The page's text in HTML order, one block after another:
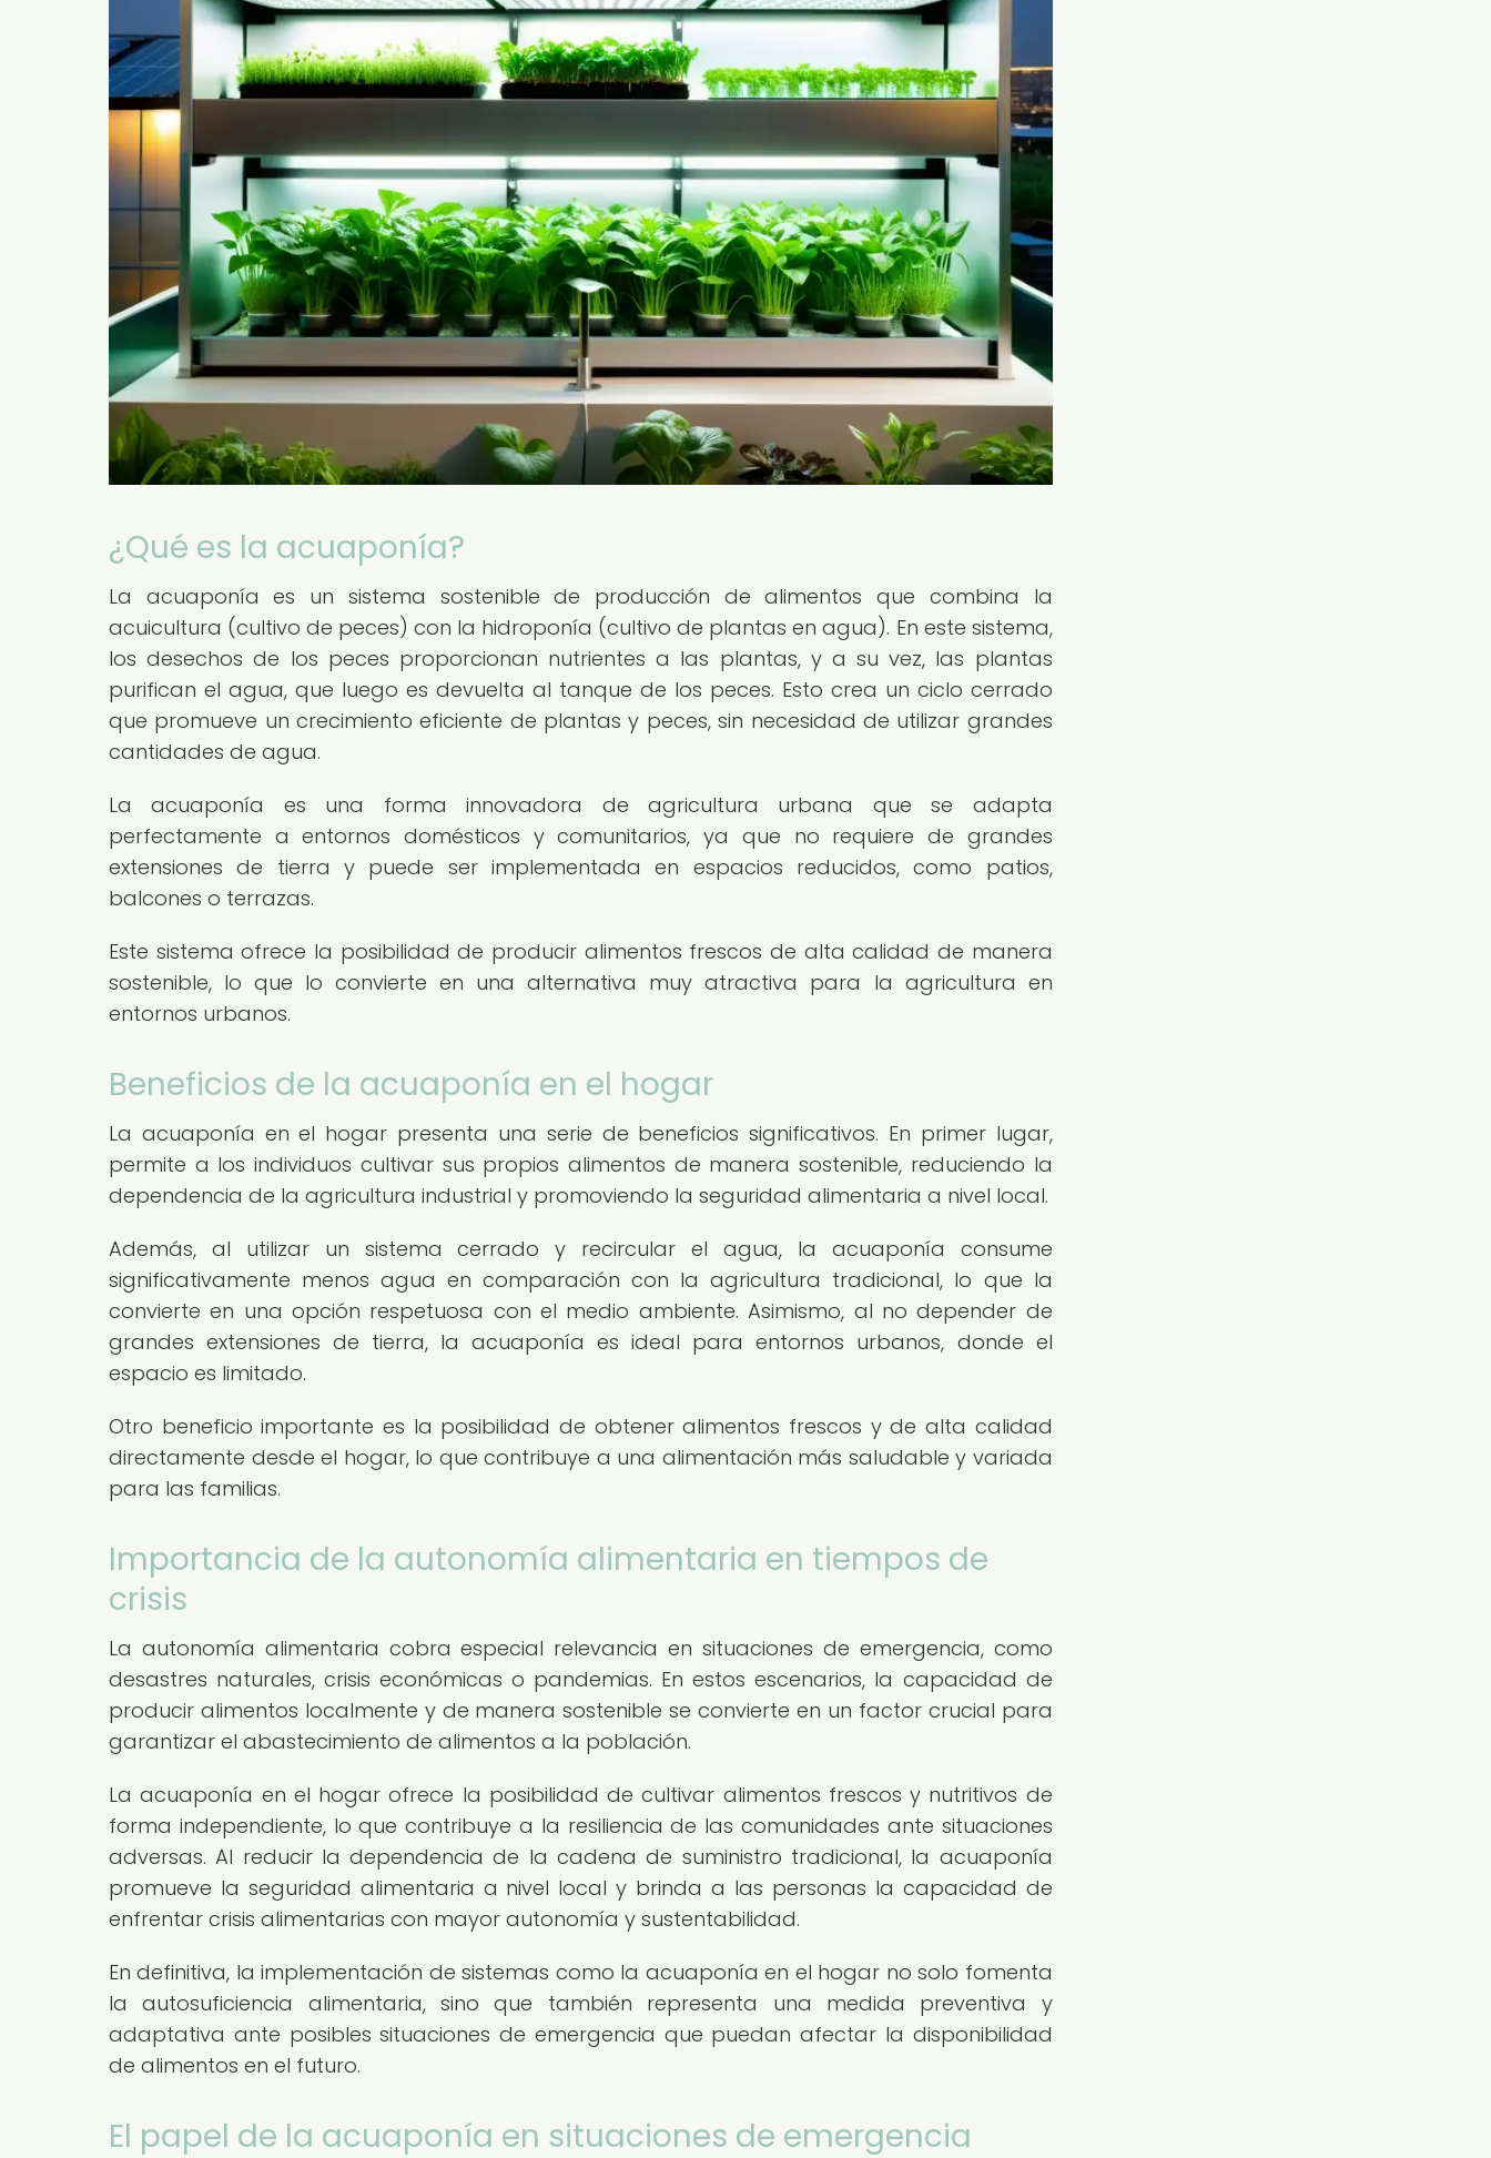
¿Qué es la acuaponía?
La acuaponía es un sistema sostenible de producción de alimentos que combina la
acuicultura (cultivo de peces) con la hidroponía (cultivo de plantas en agua). En este sistema,
los desechos de los peces proporcionan nutrientes a las plantas, y a su vez, las plantas
purifican el agua, que luego es devuelta al tanque de los peces. Esto crea un ciclo cerrado
que promueve un crecimiento eficiente de plantas y peces, sin necesidad de utilizar grandes
cantidades de agua.
La acuaponía es una forma innovadora de agricultura urbana que se adapta
perfectamente a entornos domésticos y comunitarios, ya que no requiere de grandes
extensiones de tierra y puede ser implementada en espacios reducidos, como patios,
balcones o terrazas.
Este sistema ofrece la posibilidad de producir alimentos frescos de alta calidad de manera
sostenible, lo que lo convierte en una alternativa muy atractiva para la agricultura en
entornos urbanos.
Beneficios de la acuaponía en el hogar
La acuaponía en el hogar presenta una serie de beneficios significativos. En primer lugar,
permite a los individuos cultivar sus propios alimentos de manera sostenible, reduciendo la
dependencia de la agricultura industrial y promoviendo la seguridad alimentaria a nivel local.
Además, al utilizar un sistema cerrado y recircular el agua, la acuaponía consume
significativamente menos agua en comparación con la agricultura tradicional, lo que la
convierte en una opción respetuosa con el medio ambiente. Asimismo, al no depender de
grandes extensiones de tierra, la acuaponía es ideal para entornos urbanos, donde el
espacio es limitado.
Otro beneficio importante es la posibilidad de obtener alimentos frescos y de alta calidad
directamente desde el hogar, lo que contribuye a una alimentación más saludable y variada
para las familias.
Importancia de la autonomía alimentaria en tiempos de
crisis
La autonomía alimentaria cobra especial relevancia en situaciones de emergencia, como
desastres naturales, crisis económicas o pandemias. En estos escenarios, la capacidad de
producir alimentos localmente y de manera sostenible se convierte en un factor crucial para
garantizar el abastecimiento de alimentos a la población.
La acuaponía en el hogar ofrece la posibilidad de cultivar alimentos frescos y nutritivos de
forma independiente, lo que contribuye a la resiliencia de las comunidades ante situaciones
adversas. Al reducir la dependencia de la cadena de suministro tradicional, la acuaponía
promueve la seguridad alimentaria a nivel local y brinda a las personas la capacidad de
enfrentar crisis alimentarias con mayor autonomía y sustentabilidad.
En definitiva, la implementación de sistemas como la acuaponía en el hogar no solo fomenta
la autosuficiencia alimentaria, sino que también representa una medida preventiva y
adaptativa ante posibles situaciones de emergencia que puedan afectar la disponibilidad
de alimentos en el futuro.
El papel de la acuaponía en situaciones de emergencia